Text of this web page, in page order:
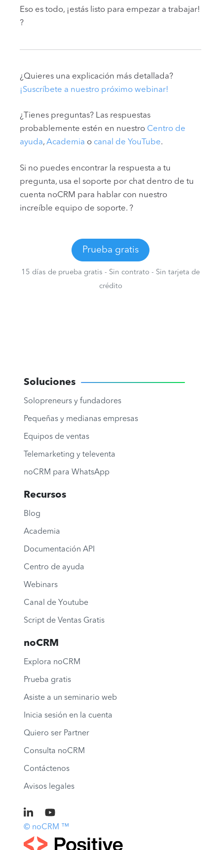
Eso es todo, ¡estás listo para empezar a trabajar!
?
¿Quieres una explicación más detallada?
¡Suscríbete a nuestro próximo webinar!
¿Tienes preguntas? Las respuestas
probablemente estén en nuestro Centro de
ayuda, Academia o canal de YouTube.
Si no puedes encontrar la respuesta a tu
pregunta, usa el soporte por chat dentro de tu
cuenta noCRM para hablar con nuestro
increíble equipo de soporte. ?
Prueba gratis
15 días de prueba gratis - Sin contrato - Sin tarjeta de
crédito
Soluciones
Solopreneurs y fundadores
Pequeñas y medianas empresas
Equipos de ventas
Telemarketing y televenta
noCRM para WhatsApp
Recursos
Blog
Academia
Documentación API
Centro de ayuda
Webinars
Canal de Youtube
Script de Ventas Gratis
noCRM
Explora noCRM
Prueba gratis
Asiste a un seminario web
Inicia sesión en la cuenta
Quiero ser Partner
Consulta noCRM
Contáctenos
Avisos legales
© noCRM ™